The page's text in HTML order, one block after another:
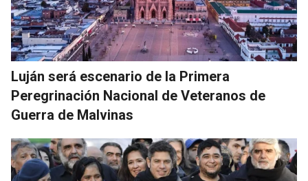
Luján será escenario de la Primera
Peregrinación Nacional de Veteranos de
Guerra de Malvinas